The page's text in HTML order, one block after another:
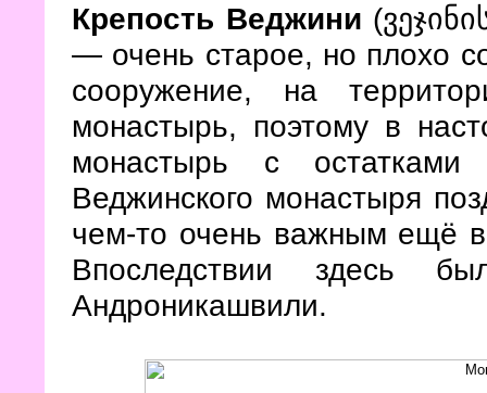
Крепость Веджини
— очень старое, но плохо
сооружение, на
монастырь, поэтому в
монастырь с
Веджинского монастыря
чем-то очень важным ещё
Впоследствии здесь
Андроникашвили.